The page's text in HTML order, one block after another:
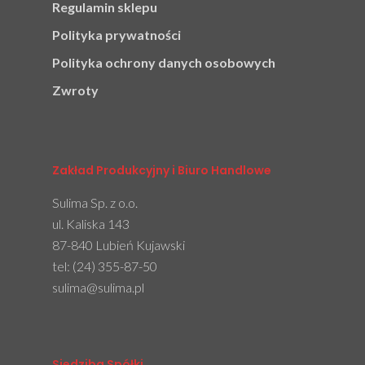
Regulamin sklepu
Polityka prywatności
Polityka ochrony danych osobowych
Zwroty
Zakład Produkcyjny i Biuro Handlowe
Sulima Sp. z o.o.
ul. Kaliska 143
87-840 Lubień Kujawski
tel: (24) 355-87-50
sulima@sulima.pl